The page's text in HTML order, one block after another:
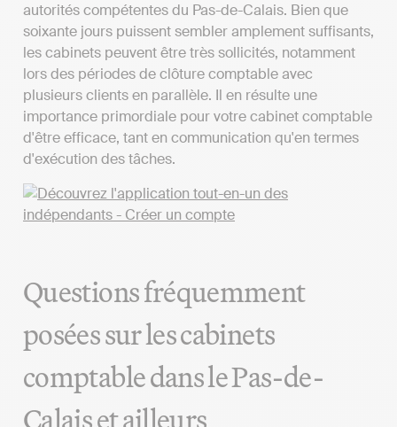
autorités compétentes du Pas-de-Calais. Bien que
soixante jours puissent sembler amplement suffisants,
les cabinets peuvent être très sollicités, notamment
lors des périodes de clôture comptable avec
plusieurs clients en parallèle. Il en résulte une
importance primordiale pour votre cabinet comptable
d'être efficace, tant en communication qu'en termes
d'exécution des tâches.
Questions fréquemment
posées sur les cabinets
comptable dans le Pas-de-
Calais et ailleurs